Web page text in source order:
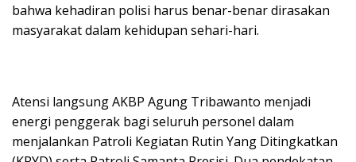
bahwa kehadiran polisi harus benar-benar dirasakan
masyarakat dalam kehidupan sehari-hari.
Atensi langsung AKBP Agung Tribawanto menjadi
energi penggerak bagi seluruh personel dalam
menjalankan Patroli Kegiatan Rutin Yang Ditingkatkan